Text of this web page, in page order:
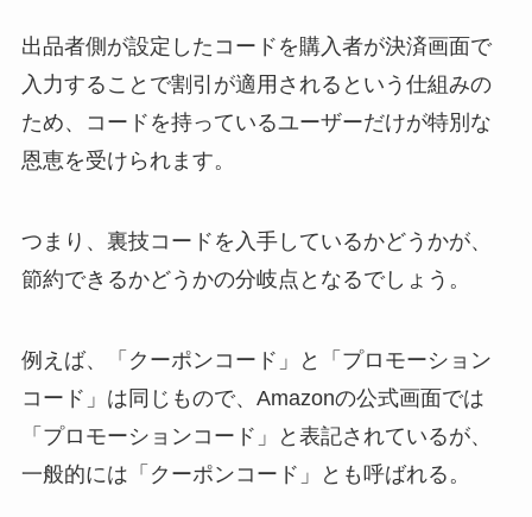
出品者側が設定したコードを購入者が決済画面で
入力することで割引が適用されるという仕組みの
ため、コードを持っているユーザーだけが特別な
恩恵を受けられます。
つまり、裏技コードを入手しているかどうかが、
節約できるかどうかの分岐点となるでしょう。
例えば、「クーポンコード」と「プロモーション
コード」は同じもので、Amazonの公式画面では
「プロモーションコード」と表記されているが、
一般的には「クーポンコード」とも呼ばれる。